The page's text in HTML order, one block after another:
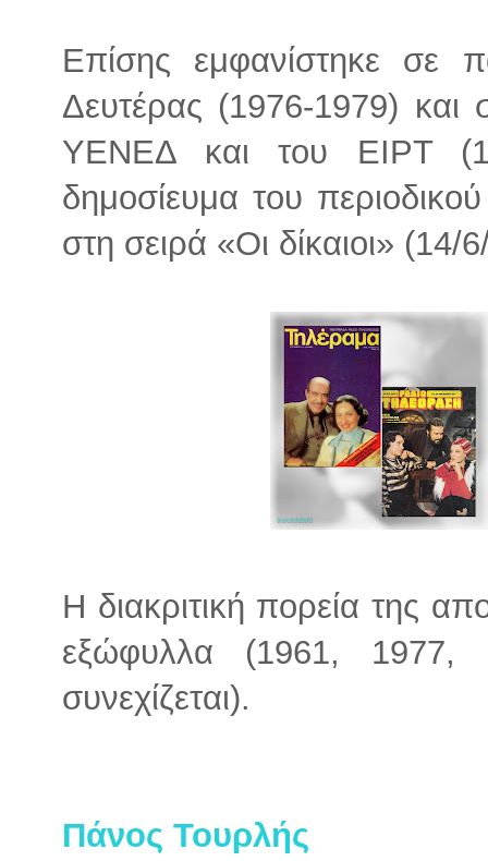
Επίσης εμφανίστηκε σε
Δευτέρας (1976-1979) και
ΥΕΝΕΔ και του ΕΙΡΤ
δημοσίευμα του
στη σειρά «Οι δίκαιοι» (14/
Η διακριτική πορεία της
εξώφυλλα (1961, 1977,
συνεχίζεται).
Πάνος Τουρλής